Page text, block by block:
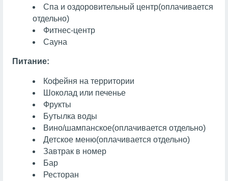
Спа и оздоровительный центр(оплачивается
отдельно)
Фитнес-центр
Сауна
Питание:
Кофейня на территории
Шоколад или печенье
Фрукты
Бутылка воды
Вино/шампанское(оплачивается отдельно)
Детское меню(оплачивается отдельно)
Завтрак в номер
Бар
Ресторан